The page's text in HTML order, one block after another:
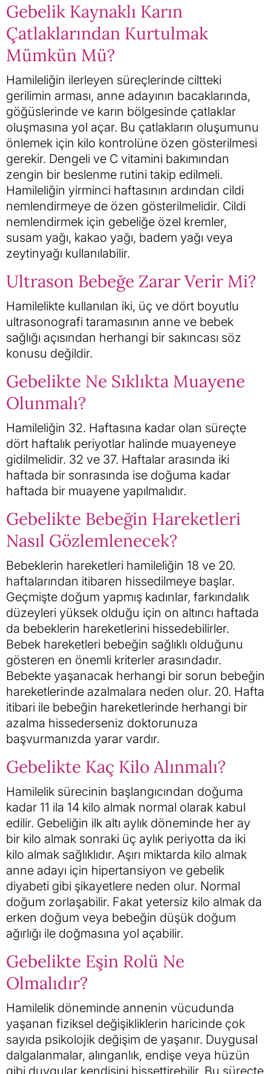
Gebelik Kaynaklı Karın
Çatlaklarından Kurtulmak
Mümkün Mü?
Hamileliğin ilerleyen süreçlerinde ciltteki
gerilimin arması, anne adayının bacaklarında,
göğüslerinde ve karın bölgesinde çatlaklar
oluşmasına yol açar. Bu çatlakların oluşumunu
önlemek için kilo kontrolüne özen gösterilmesi
gerekir. Dengeli ve C vitamini bakımından
zengin bir beslenme rutini takip edilmeli.
Hamileliğin yirminci haftasının ardından cildi
nemlendirmeye de özen gösterilmelidir. Cildi
nemlendirmek için gebeliğe özel kremler,
susam yağı, kakao yağı, badem yağı veya
zeytinyağı kullanılabilir.
Ultrason Bebeğe Zarar Verir Mi?
Hamilelikte kullanılan iki, üç ve dört boyutlu
ultrasonografi taramasının anne ve bebek
sağlığı açısından herhangi bir sakıncası söz
konusu değildir.
Gebelikte Ne Sıklıkta Muayene
Olunmalı?
Hamileliğin 32. Haftasına kadar olan süreçte
dört haftalık periyotlar halinde muayeneye
gidilmelidir. 32 ve 37. Haftalar arasında iki
haftada bir sonrasında ise doğuma kadar
haftada bir muayene yapılmalıdır.
Gebelikte Bebeğin Hareketleri
Nasıl Gözlemlenecek?
Bebeklerin hareketleri hamileliğin 18 ve 20.
haftalarından itibaren hissedilmeye başlar.
Geçmişte doğum yapmış kadınlar, farkındalık
düzeyleri yüksek olduğu için on altıncı haftada
da bebeklerin hareketlerini hissedebilirler.
Bebek hareketleri bebeğin sağlıklı olduğunu
gösteren en önemli kriterler arasındadır.
Bebekte yaşanacak herhangi bir sorun bebeğin
hareketlerinde azalmalara neden olur. 20. Hafta
itibari ile bebeğin hareketlerinde herhangi bir
azalma hissederseniz doktorunuza
başvurmanızda yarar vardır.
Gebelikte Kaç Kilo Alınmalı?
Hamilelik sürecinin başlangıcından doğuma
kadar 11 ila 14 kilo almak normal olarak kabul
edilir. Gebeliğin ilk altı aylık döneminde her ay
bir kilo almak sonraki üç aylık periyotta da iki
kilo almak sağlıklıdır. Aşırı miktarda kilo almak
anne adayı için hipertansiyon ve gebelik
diyabeti gibi şikayetlere neden olur. Normal
doğum zorlaşabilir. Fakat yetersiz kilo almak da
erken doğum veya bebeğin düşük doğum
ağırlığı ile doğmasına yol açabilir.
Gebelikte Eşin Rolü Ne
Olmalıdır?
Hamilelik döneminde annenin vücudunda
yaşanan fiziksel değişikliklerin haricinde çok
sayıda psikolojik değişim de yaşanır. Duygusal
dalgalanmalar, alınganlık, endişe veya hüzün
gibi duygular kendisini hissettirebilir. Bu süreçte